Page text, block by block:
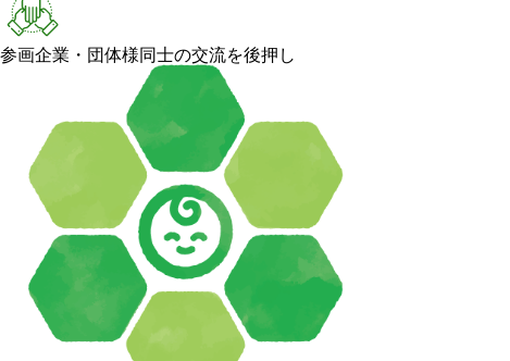
参画企業・団体様同士の交流を後押し